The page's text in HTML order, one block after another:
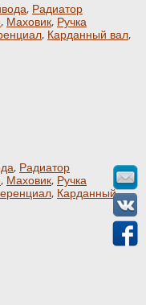
, Радиатор
, Маховик, Ручка
, Карданный вал,
, Радиатор
, Маховик, Ручка
, Карданный